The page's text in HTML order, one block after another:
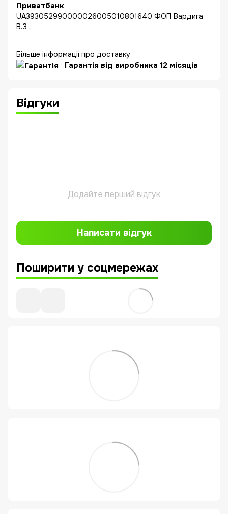
Приватбанк
UA393052990000026005010801640 ФОП Вардига
В.З .
Більше інформації про доставку
Гарантія від виробника 12 місяців
Відгуки
Додайте перший відгук
Написати відгук
Поширити у соцмережах